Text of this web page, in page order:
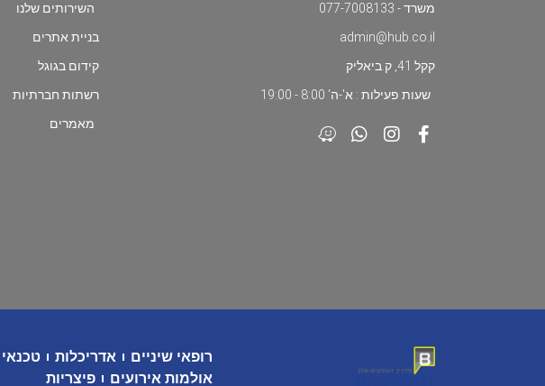
משרד - 077-7008133
admin@hub.co.il
קקל 41, ק.ביאליק
שעות פעילות : א'-ה' 8:00 - 19:00
השירותים שלנו
בניית אתרים
קידום בגוגל
רשתות חברתיות
מאמרים
רופאי שיניים אדריכלות
אולמות אירועים
פיצריות